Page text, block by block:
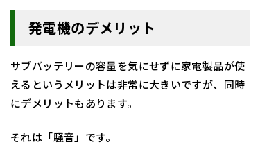
発電機のデメリット
サブバッテリーの容量を気にせずに家電製品が使
えるというメリットは非常に大きいですが、同時
にデメリットもあります。
それは「騒音」です。